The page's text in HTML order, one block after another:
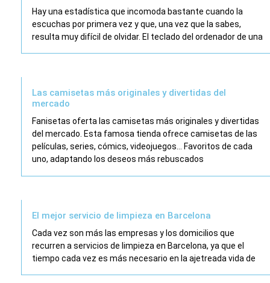
Hay una estadística que incomoda bastante cuando la
escuchas por primera vez y que, una vez que la sabes,
resulta muy difícil de olvidar. El teclado del ordenador de una
Las camisetas más originales y divertidas del
mercado
Fanisetas oferta las camisetas más originales y divertidas
del mercado. Esta famosa tienda ofrece camisetas de las
películas, series, cómics, videojuegos… Favoritos de cada
uno, adaptando los deseos más rebuscados
El mejor servicio de limpieza en Barcelona
Cada vez son más las empresas y los domicilios que
recurren a servicios de limpieza en Barcelona, ya que el
tiempo cada vez es más necesario en la ajetreada vida de